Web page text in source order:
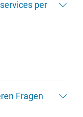
per
Fragen